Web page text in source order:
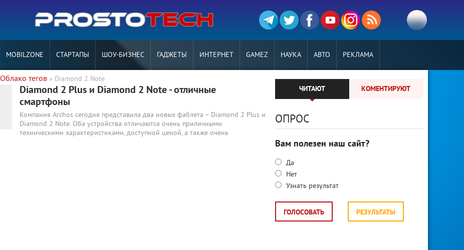
MOBILZONE СТАРТАПЫ ШОУ-БИЗНЕС ГАДЖЕТЫ ИНТЕРНЕТ GAMEZ НАУКА АВТО РЕКЛАМА
Облако тегов » Diamond 2 Note
Diamond 2 Plus и Diamond 2 Note - отличные
смартфоны
Компания Archos сегодня представила два новых фаблета – Diamond 2 Plus и
Diamond 2 Note. Оба устройства отличаются очень приличными
техническими характеристиками, доступной ценой, а также очень
ЧИТАЮТ КОМЕНТИРУЮТ
ОПРОС
Вам полезен наш сайт?
Да
Нет
Узнать результат
ГОЛОСОВАТЬ РЕЗУЛЬТАТЫ